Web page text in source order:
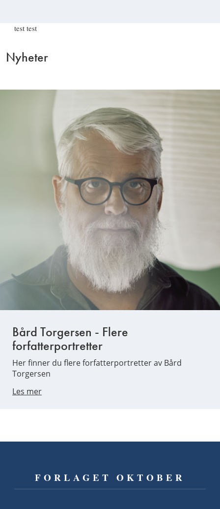
test test
Nyheter
Bård Torgersen - Flere
forfatterportretter
Her finner du flere forfatterportretter av Bård
Torgersen
Les mer
FORLAGET OKTOBER